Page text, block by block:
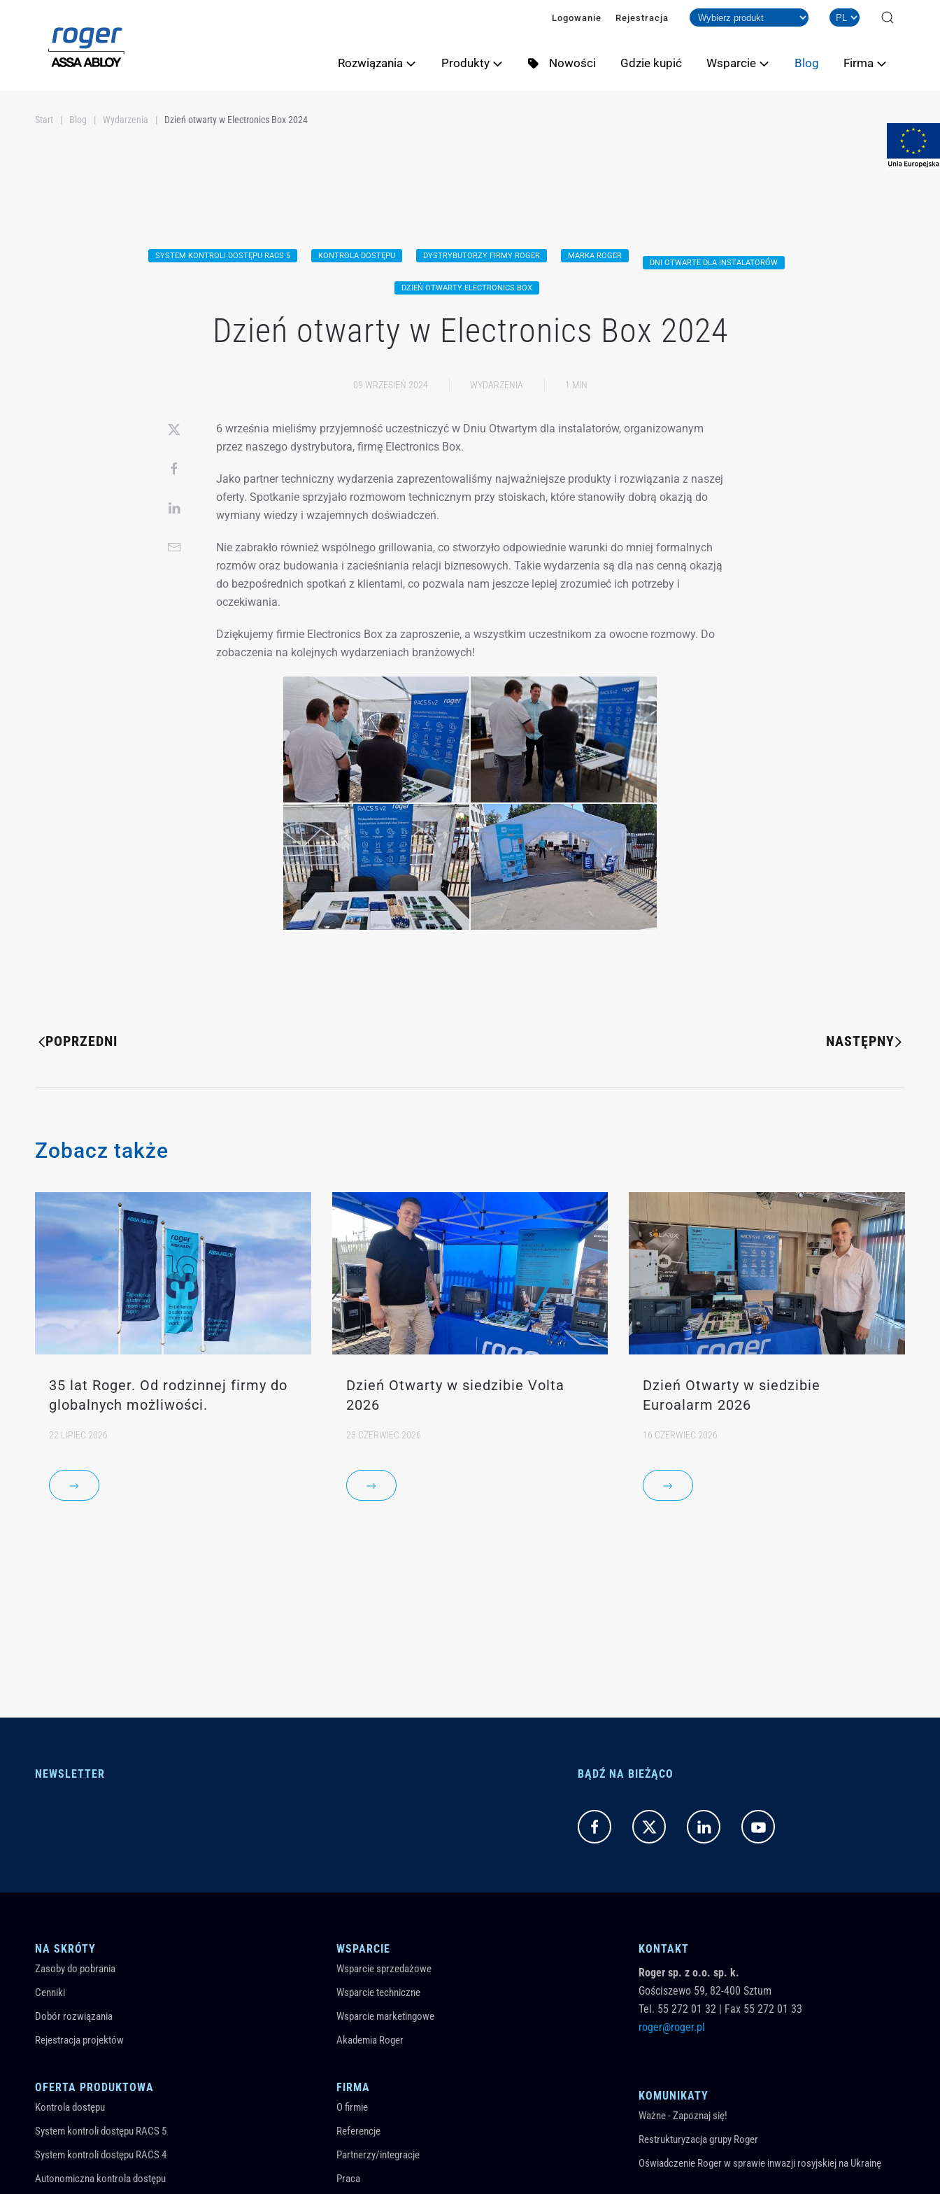
Przejdź do głównej treści
Logowanie Rejestracja
Rozwiązania Produkty Nowości Gdzie kupić Wsparcie Blog Firma
Start Blog Wydarzenia Dzień otwarty w Electronics Box 2024
SYSTEM KONTROLI DOSTĘPU RACS 5 KONTROLA DOSTĘPU DYSTRYBUTORZY FIRMY ROGER MARKA ROGER
DNI OTWARTE DLA INSTALATORÓW
DZIEŃ OTWARTY ELECTRONICS BOX
Dzień otwarty w Electronics Box 2024
09 WRZESIEŃ 2024 WYDARZENIA 1 MIN
6 września mieliśmy przyjemność uczestniczyć w Dniu Otwartym dla instalatorów, organizowanym
przez naszego dystrybutora, firmę Electronics Box.
Jako partner techniczny wydarzenia zaprezentowaliśmy najważniejsze produkty i rozwiązania z naszej
oferty. Spotkanie sprzyjało rozmowom technicznym przy stoiskach, które stanowiły dobrą okazją do
wymiany wiedzy i wzajemnych doświadczeń.
Nie zabrakło również wspólnego grillowania, co stworzyło odpowiednie warunki do mniej formalnych
rozmów oraz budowania i zacieśniania relacji biznesowych. Takie wydarzenia są dla nas cenną okazją
do bezpośrednich spotkań z klientami, co pozwala nam jeszcze lepiej zrozumieć ich potrzeby i
oczekiwania.
Dziękujemy firmie Electronics Box za zaproszenie, a wszystkim uczestnikom za owocne rozmowy. Do
zobaczenia na kolejnych wydarzeniach branżowych!
POPRZEDNI NASTĘPNY
Zobacz także
35 lat Roger. Od rodzinnej firmy do
globalnych możliwości.
22 LIPIEC 2026
Dzień Otwarty w siedzibie Volta
2026
23 CZERWIEC 2026
Dzień Otwarty w siedzibie
Euroalarm 2026
16 CZERWIEC 2026
NEWSLETTER BĄDŹ NA BIEŻĄCO
NA SKRÓTY
Zasoby do pobrania
Cenniki
Dobór rozwiązania
Rejestracja projektów
OFERTA PRODUKTOWA
Kontrola dostępu
System kontroli dostępu RACS 5
System kontroli dostępu RACS 4
Autonomiczna kontrola dostępu
WSPARCIE
Wsparcie sprzedażowe
Wsparcie techniczne
Wsparcie marketingowe
Akademia Roger
FIRMA
O firmie
Referencje
Partnerzy/integracje
Praca
KONTAKT
Roger sp. z o.o. sp. k.
Gościszewo 59, 82-400 Sztum
Tel. 55 272 01 32| Fax 55 272 01 33
roger@roger.pl
KOMUNIKATY
Ważne - Zapoznaj się!
Restrukturyzacja grupy Roger
Oświadczenie Roger w sprawie inwazji rosyjskiej na Ukrainę